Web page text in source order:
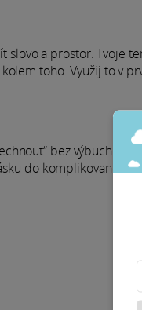
a prostor. Tvoje
toho. Využij to v
bez výbuchu.
do komplikované